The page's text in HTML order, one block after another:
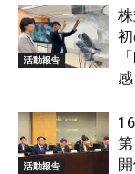
活動報告
感
活動報告